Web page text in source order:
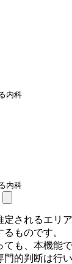
内科
内科
されるエリア
ものです。
も、本機能
的判断は行い